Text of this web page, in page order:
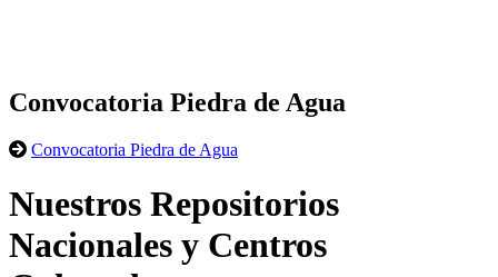
Convocatoria Piedra de Agua
Convocatoria Piedra de Agua
Nuestros Repositorios
Nacionales y Centros